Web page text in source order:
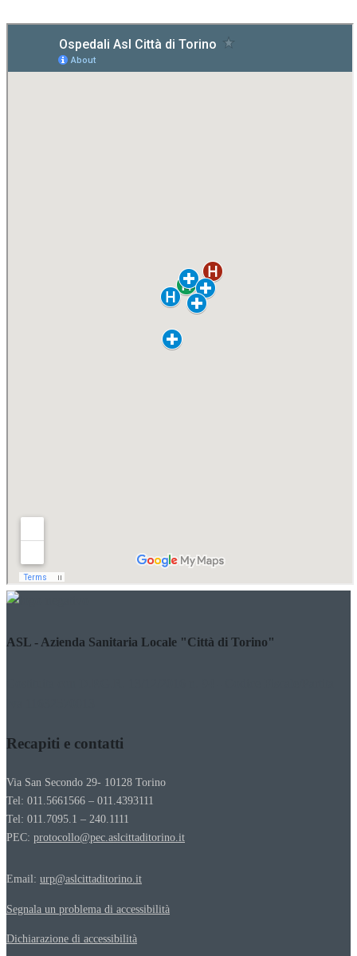
ASL - Azienda Sanitaria Locale "Città di Torino"
Recapiti e contatti
Via San Secondo 29- 10128 Torino
Tel: 011.5661566 – 011.4393111
Tel: 011.7095.1 – 240.1111
PEC: protocollo@pec.aslcittaditorino.it
Email: urp@aslcittaditorino.it
Segnala un problema di accessibilità
Dichiarazione di accessibilità